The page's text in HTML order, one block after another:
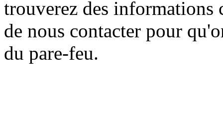
trouverez des informations
de nous contacter pour
du pare-feu.